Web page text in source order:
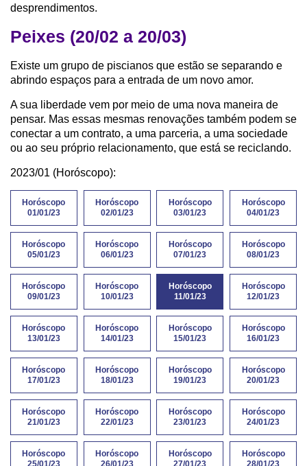
desprendimentos.
Peixes (20/02 a 20/03)
Existe um grupo de piscianos que estão se separando e
abrindo espaços para a entrada de um novo amor.
A sua liberdade vem por meio de uma nova maneira de
pensar. Mas essas mesmas renovações também podem se
conectar a um contrato, a uma parceria, a uma sociedade
ou ao seu próprio relacionamento, que está se reciclando.
2023/01 (Horóscopo):
Horóscopo
01/01/23
Horóscopo
02/01/23
Horóscopo
03/01/23
Horóscopo
04/01/23
Horóscopo
05/01/23
Horóscopo
06/01/23
Horóscopo
07/01/23
Horóscopo
08/01/23
Horóscopo
09/01/23
Horóscopo
10/01/23
Horóscopo
11/01/23
Horóscopo
12/01/23
Horóscopo
13/01/23
Horóscopo
14/01/23
Horóscopo
15/01/23
Horóscopo
16/01/23
Horóscopo
17/01/23
Horóscopo
18/01/23
Horóscopo
19/01/23
Horóscopo
20/01/23
Horóscopo
21/01/23
Horóscopo
22/01/23
Horóscopo
23/01/23
Horóscopo
24/01/23
Horóscopo
25/01/23
Horóscopo
26/01/23
Horóscopo
27/01/23
Horóscopo
28/01/23